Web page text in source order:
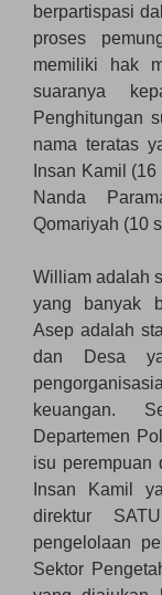
berpartispasi
proses
memiliki hak
suaranya
Penghitungan
nama teratas
Insan Kamil
Nanda
Qomariyah (10
William adalah
yang banyak
Asep adalah
dan Desa
keuangan.
Departemen
isu perempuan
Insan Kamil
direktur
pengelolaan
Sektor